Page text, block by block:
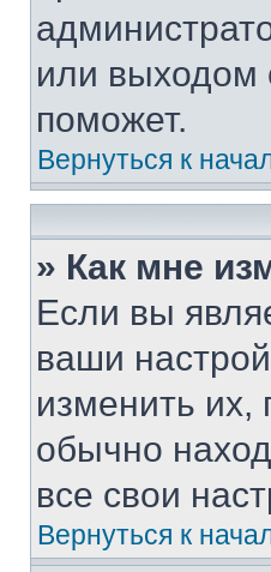
или выходом
поможет.
Вернуться к
» Как мне
Если вы
ваши
изменить
обычно
все свои
Вернуться к